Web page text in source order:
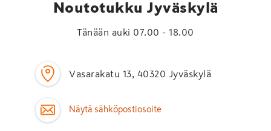
Noutotukku Jyväskylä
Tänään auki 07.00 - 18.00
Vasarakatu 13, 40320 Jyväskylä
Näytä sähköpostiosoite